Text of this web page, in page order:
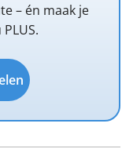
– én maak je